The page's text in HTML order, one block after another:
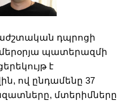
դպրոցի
մերօրյա պատերազմի
է
ով ընդամենը 37
մտերիմները